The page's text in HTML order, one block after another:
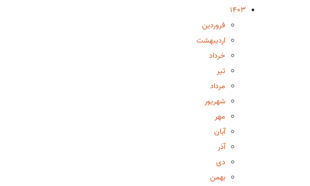
1403
فروردین
اردیبهشت
خرداد
تیر
مرداد
شهریور
مهر
آبان
آذر
دی
بهمن